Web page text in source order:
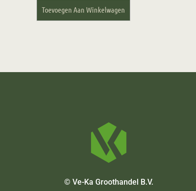
Toevoegen Aan Winkelwagen
© Ve-Ka Groothandel B.V.